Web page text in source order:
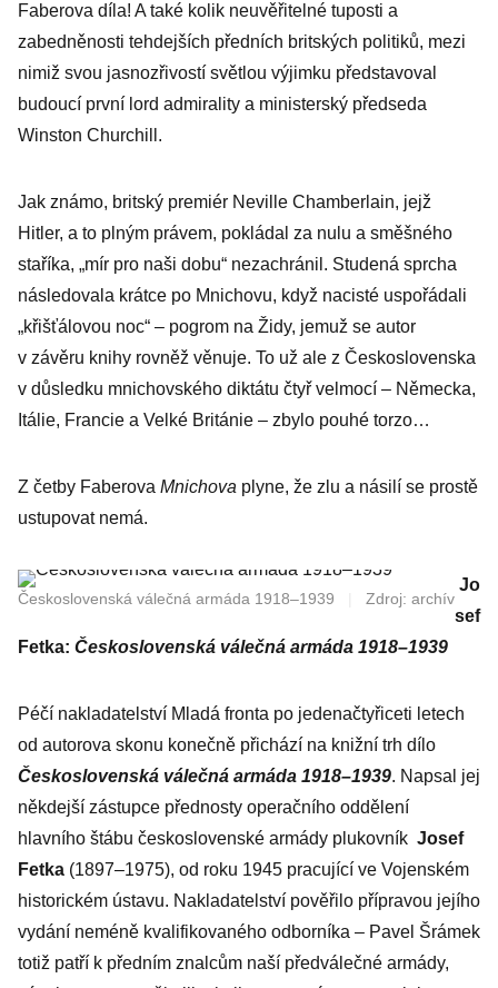
Faberova díla! A také kolik neuvěřitelné tuposti a
zabedněnosti tehdejších předních britských politiků, mezi
nimiž svou jasnozřivostí světlou výjimku představoval
budoucí první lord admirality a ministerský předseda
Winston Churchill.
Jak známo, britský premiér Neville Chamberlain, jejž
Hitler, a to plným právem, pokládal za nulu a směšného
staříka, „mír pro naši dobu“ nezachránil. Studená sprcha
následovala krátce po Mnichovu, když nacisté uspořádali
„křišťálovou noc“ – pogrom na Židy, jemuž se autor
v závěru knihy rovněž věnuje. To už ale z Československa
v důsledku mnichovského diktátu čtyř velmocí – Německa,
Itálie, Francie a Velké Británie – zbylo pouhé torzo…
Z četby Faberova Mnichova plyne, že zlu a násilí se prostě
ustupovat nemá.
Československá válečná armáda 1918–1939 Zdroj: archív
Jo
sef
Fetka: Československá válečná armáda 1918–1939
Péčí nakladatelství Mladá fronta po jedenačtyřiceti letech
od autorova skonu konečně přichází na knižní trh dílo
Československá válečná armáda 1918–1939. Napsal jej
někdejší zástupce přednosty operačního oddělení
hlavního štábu československé armády plukovník Josef
Fetka (1897–1975), od roku 1945 pracující ve Vojenském
historickém ústavu. Nakladatelství pověřilo přípravou jejího
vydání neméně kvalifikovaného odborníka – Pavel Šrámek
totiž patří k předním znalcům naší předválečné armády,